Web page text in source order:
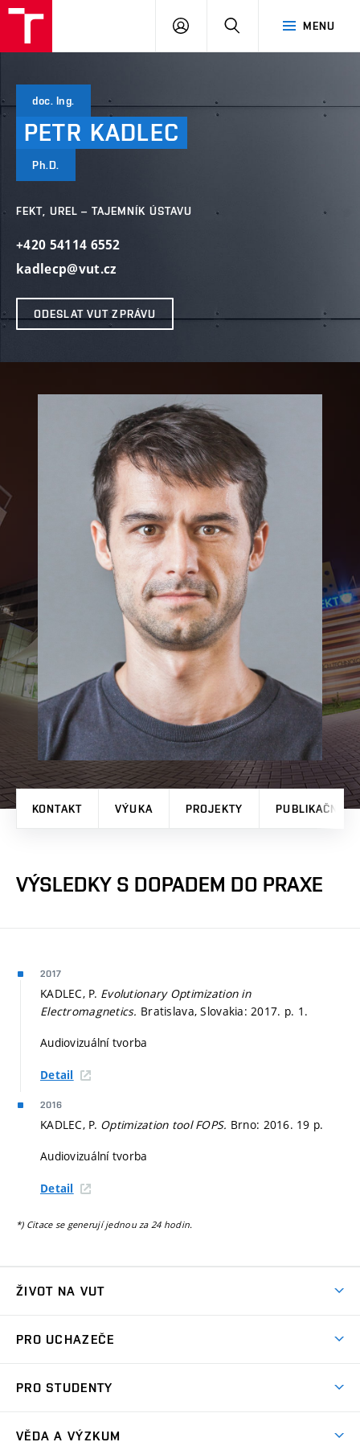
MENU
PŘIHLÁSIT
doc. Ing.
PETR KADLEC
Ph.D.
FEKT, UREL – TAJEMNÍK ÚSTAVU
+420 54114 6552
kadlecp@vut.cz
ODESLAT VUT ZPRÁVU
KONTAKT VÝUKA PROJEKTY PUBLIKAČNÍ
VÝSLEDKY S DOPADEM DO PRAXE
2017
KADLEC, P. Evolutionary Optimization in
Electromagnetics. Bratislava, Slovakia: 2017. p. 1.
Audiovizuální tvorba
Detail
2016
KADLEC, P. Optimization tool FOPS. Brno: 2016. 19 p.
Audiovizuální tvorba
Detail
*) Citace se generují jednou za 24 hodin.
ŽIVOT NA VUT
Koleje
Sport na VUT
PRO UCHAZEČE
Dny otevřených dveří
PRO STUDENTY
VĚDA A VÝZKUM